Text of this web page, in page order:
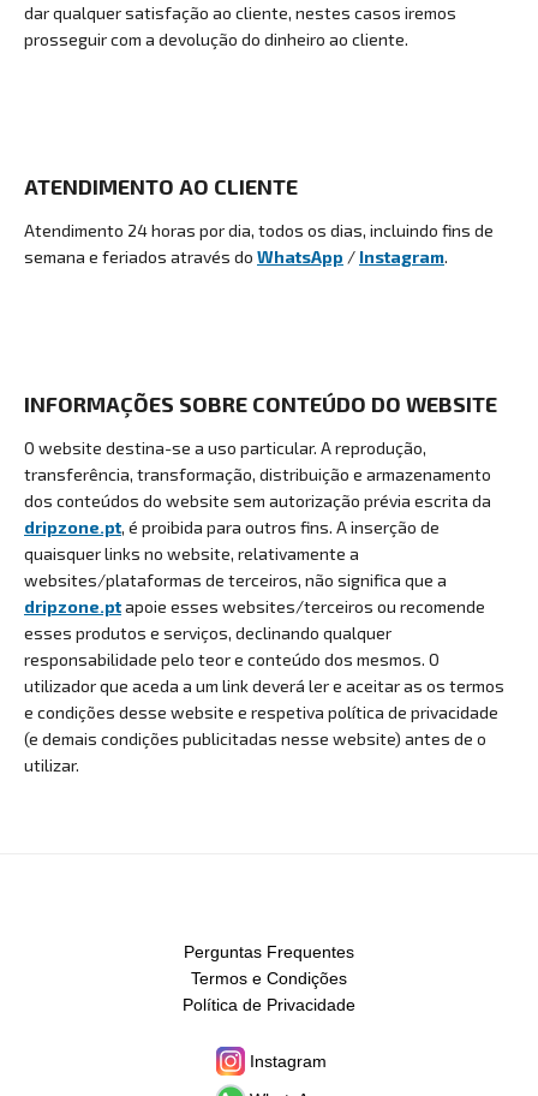
dar qualquer satisfação ao cliente, nestes casos iremos
prosseguir com a devolução do dinheiro ao cliente.
ATENDIMENTO AO CLIENTE
Atendimento 24 horas por dia, todos os dias, incluindo fins de
semana e feriados através do WhatsApp / Instagram.
INFORMAÇÕES SOBRE CONTEÚDO DO WEBSITE
O website destina-se a uso particular. A reprodução,
transferência, transformação, distribuição e armazenamento
dos conteúdos do website sem autorização prévia escrita da
dripzone.pt, é proibida para outros fins. A inserção de
quaisquer links no website, relativamente a
websites/plataformas de terceiros, não significa que a
dripzone.ptapoie esses websites/terceiros ou recomende
esses produtos e serviços, declinando qualquer
responsabilidade pelo teor e conteúdo dos mesmos. O
utilizador que aceda a um link deverá ler e aceitar as os termos
e condições desse website e respetiva política de privacidade
(e demais condições publicitadas nesse website) antes de o
utilizar.
Perguntas Frequentes
Termos e Condições
Política de Privacidade
Instagram